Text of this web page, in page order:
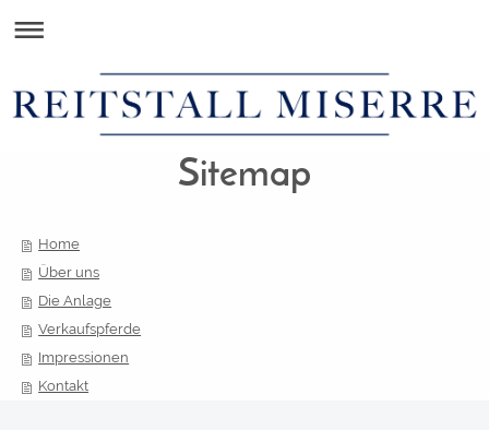
Sitemap
Home
Über uns
Die Anlage
Verkaufspferde
Impressionen
Kontakt